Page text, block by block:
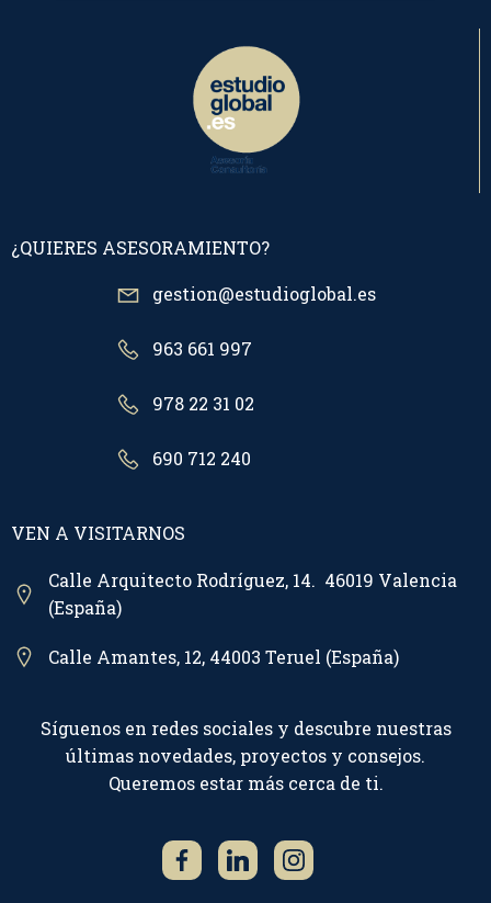
¿QUIERES ASESORAMIENTO?
gestion@estudioglobal.es
963 661 997
978 22 31 02
690 712 240
VEN A VISITARNOS
Calle Arquitecto Rodríguez, 14. 46019 Valencia
(España)
Calle Amantes, 12, 44003 Teruel (España)
Síguenos en redes sociales y descubre nuestras
últimas novedades, proyectos y consejos.
Queremos estar más cerca de ti.